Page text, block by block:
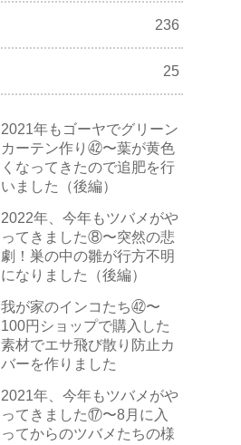
236
25
2021年もゴーヤでグリーン
カーテン作り㊷〜葉が黄色
くなってきたので追肥を行
いました（後編）
2022年、今年もツバメがや
ってきました⑧〜突然の悲
劇！巣の中の雛が行方不明
になりました（後編）
我が家のインコたち㊷〜
100円ショップで購入した
素材でエサ飛び散り防止カ
バーを作りました
2021年、今年もツバメがや
ってきました⑰〜8月に入
ってからのツバメたちの様